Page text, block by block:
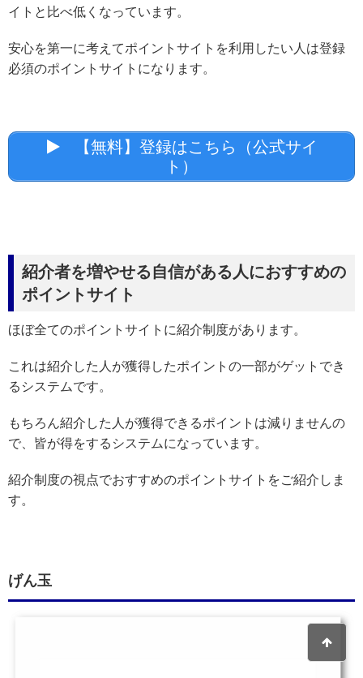
イトと比べ低くなっています。
安心を第一に考えてポイントサイトを利用したい人は登録
必須のポイントサイトになります。
【無料】登録はこちら（公式サイ
ト）
紹介者を増やせる自信がある人におすすめの
ポイントサイト
ほぼ全てのポイントサイトに紹介制度があります。
これは紹介した人が獲得したポイントの一部がゲットでき
るシステムです。
もちろん紹介した人が獲得できるポイントは減りませんの
で、皆が得をするシステムになっています。
紹介制度の視点でおすすめのポイントサイトをご紹介しま
す。
げん玉